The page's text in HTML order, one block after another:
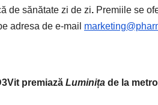
de sănătate zi de zi. Premiile se
adresa de e-mail
premiază Luminița de la